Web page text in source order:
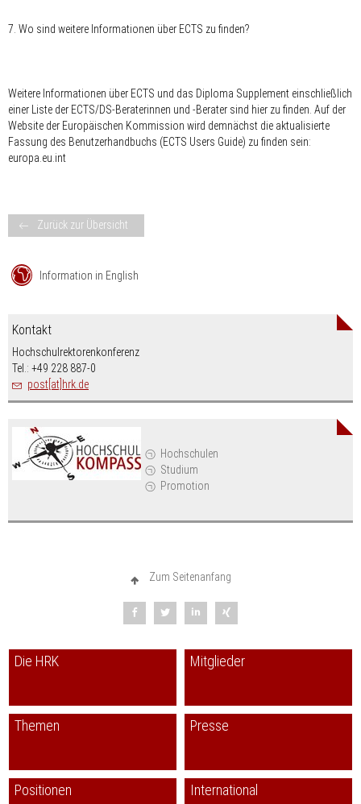
7. Wo sind weitere Informationen über ECTS zu finden?
Weitere Informationen über ECTS und das Diploma Supplement einschließlich
einer Liste der ECTS/DS-Beraterinnen und -Berater sind hier zu finden. Auf der
Website der Europäischen Kommission wird demnächst die aktualisierte
Fassung des Benutzerhandbuchs (ECTS Users Guide) zu finden sein:
europa.eu.int
Zurück zur Übersicht
Hochschulen
Studium
Promotion
Information in English
Kontakt
Hochschulrektorenkonferenz
Tel.: +49 228 887-0
post[at]hrk.de
Zum Seitenanfang
Die HRK Mitglieder
Themen Presse
Positionen International